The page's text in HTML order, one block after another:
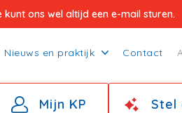
ons wel altijd een e-mail sturen.
Nieuws en praktijk Contact
Mijn KP Stel